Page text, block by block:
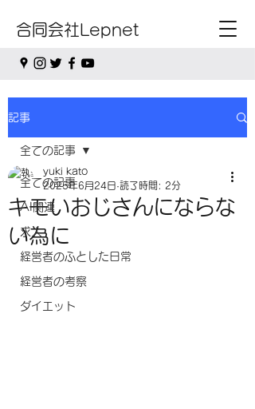
合同会社Lepnet
記事
全ての記事
AI関連
求人
経営者のふとした日常
経営者の考察
ダイエット
全ての記事
キモいおじさんにならな
い為に
yuki kato
2025年6月24日 読了時間: 2分